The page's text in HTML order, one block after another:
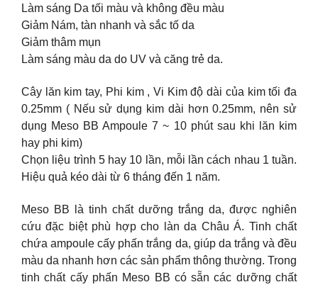
Làm sáng Da tối màu và không đều màu
Giảm Nám, tàn nhanh và sắc tố da
Giảm thâm mụn
Làm sáng màu da do UV và căng trẻ da.
Cây lăn kim tay, Phi kim , Vi Kim độ dài của kim tối đa
0.25mm ( Nếu sử dụng kim dài hơn 0.25mm, nên sử
dụng Meso BB Ampoule 7 ~ 10 phút sau khi lăn kim
hay phi kim)
Chọn liệu trình 5 hay 10 lần, mỗi lần cách nhau 1 tuần.
Hiệu quả kéo dài từ 6 tháng đến 1 năm.
Meso BB là tinh chất dưỡng trắng da, được nghiên
cứu đặc biệt phù hợp cho làn da Châu Á. Tinh chất
chứa ampoule cấy phấn trắng da, giúp da trắng và đều
màu da nhanh hơn các sản phẩm thông thường. Trong
tinh chất cấy phấn Meso BB có sẵn các dưỡng chất